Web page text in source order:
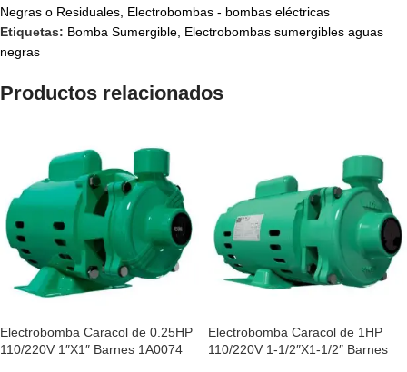
Negras o Residuales Electrobombas - bombas eléctricas
Etiquetas: Bomba Sumergible Electrobombas sumergibles aguas
negras
Productos relacionados
Electrobomba Caracol de 0.25HP
110/220V 1″X1″ Barnes 1A0074
Electrobomba Caracol de 1HP
110/220V 1-1/2″X1-1/2″ Barnes